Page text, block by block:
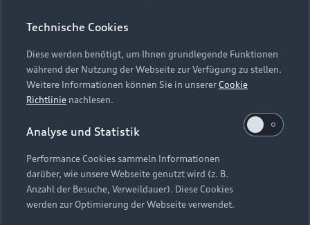
Online-Terminvereinbarung
Servicekontakt
Vertrag widerrufen
Investor Relations
Presse & Media Center
Datenschutz
Audi erleben
Newsletter
Impressum Rechtliches
Hinweisgebersystem
Datenschutzinformation
Cookie-Einstellungen
Cookie-Richtlinie
Barrierefreiheit
Hinweis: Die aktuelle Darstellung und Anordnung der
Embleme am Fahrzeug bei allen Abbildungen auf dieser
Webseite kann abweichen.
Technische Cookies
Diese werden benötigt, um Ihnen grundlegende Funktionen
während der Nutzung der Webseite zur Verfügung zu stellen.
Weitere Informationen können Sie in unsererCookie
Richtlinie nachlesen.
Analyse und Statistik
Performance Cookies sammeln Informationen
darüber, wie unsere Webseite genutzt wird (z. B.
Anzahl der Besuche, Verweildauer). Diese Cookies
werden zur Optimierung der Webseite verwendet.